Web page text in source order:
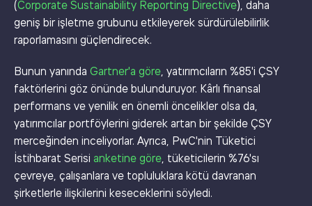
(Corporate Sustainability Reporting Directive), daha
geniş bir işletme grubunu etkileyerek sürdürülebilirlik
raporlamasını güçlendirecek.
Bunun yanında Gartner'a göre, yatırımcıların %85'i ÇSY
faktörlerini göz önünde bulunduruyor. Kârlı finansal
performans ve yenilik en önemli öncelikler olsa da,
yatırımcılar portföylerini giderek artan bir şekilde ÇSY
merceğinden inceliyorlar. Ayrıca, PwC'nin Tüketici
İstihbarat Serisi anketine göre, tüketicilerin %76'sı
çevreye, çalışanlara ve topluluklara kötü davranan
şirketlerle ilişkilerini keseceklerini söyledi.